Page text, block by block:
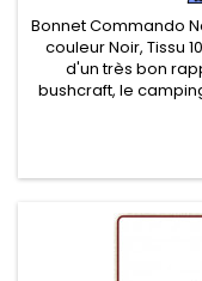
Bonnet Commando
couleur Noir, Tissu
d'un très bon
bushcraft, le